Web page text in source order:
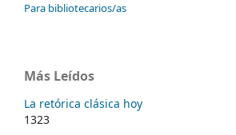
Para bibliotecarios/as
Más Leídos
La retórica clásica hoy
1323